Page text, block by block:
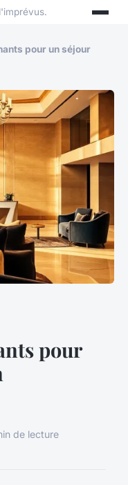
pour un séjour
pour
de lecture